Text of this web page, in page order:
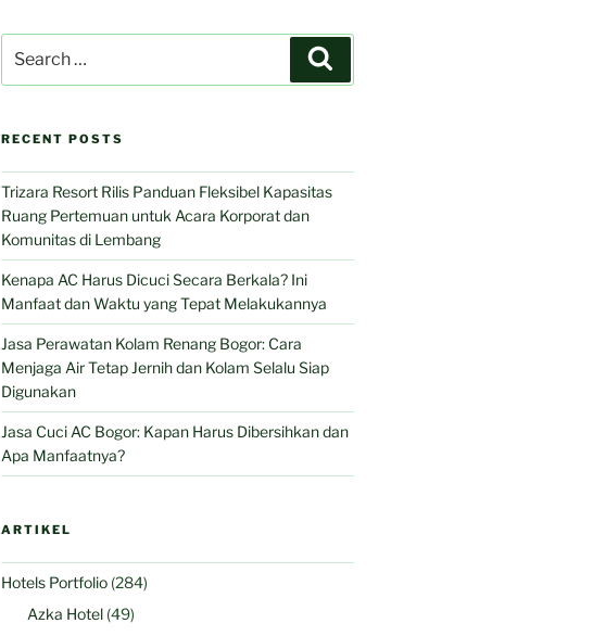
for:
RECENT POSTS
Trizara Resort Rilis Panduan Fleksibel Kapasitas
Ruang Pertemuan untuk Acara Korporat dan
Komunitas di Lembang
Kenapa AC Harus Dicuci Secara Berkala? Ini
Manfaat dan Waktu yang Tepat Melakukannya
Jasa Perawatan Kolam Renang Bogor: Cara
Menjaga Air Tetap Jernih dan Kolam Selalu Siap
Digunakan
Jasa Cuci AC Bogor: Kapan Harus Dibersihkan dan
Apa Manfaatnya?
ARTIKEL
Hotels Portfolio(284)
Azka Hotel(49)